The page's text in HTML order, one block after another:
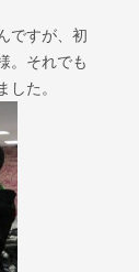
ですが、初
。それでも
した。